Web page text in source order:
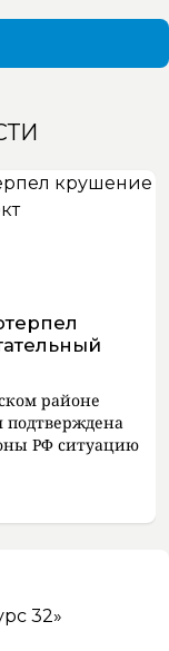
районе
РФ ситуацию
32»